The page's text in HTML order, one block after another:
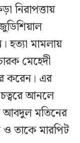
নিরাপত্তায়
হত্যা মামলায়
মেহেদী
করেন। এর
আনলে
আবদুল মতিনের
তাকে মারপিট